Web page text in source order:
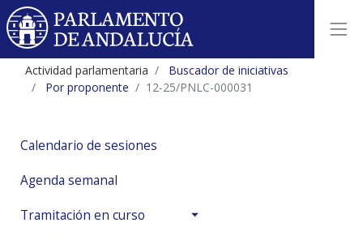
Actividad parlamentaria
Buscador de iniciativas
Por proponente
12-25/PNLC-000031
Calendario de sesiones
Agenda semanal
Tramitación en curso